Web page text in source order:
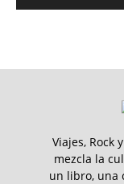
Viajes, Rock
mezcla la
un libro, una